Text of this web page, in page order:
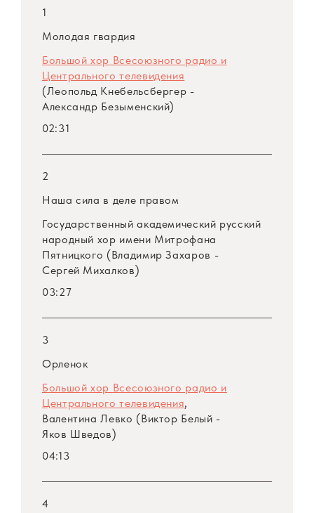
1
Молодая гвардия
Большой хор Всесоюзного радио и
Центрального телевидения
(Леопольд Кнебельсбергер -
Александр Безыменский)
02:31
2
Наша сила в деле правом
Государственный академический русский
народный хор имени Митрофана
Пятницкого (Владимир Захаров -
Сергей Михалков)
03:27
3
Орленок
Большой хор Всесоюзного радио и
Центрального телевидения,
Валентина Левко (Виктор Белый -
Яков Шведов)
04:13
4